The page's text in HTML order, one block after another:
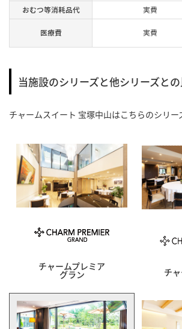
おむつ等消耗品代
実費
医療費 実費
当施設のシリーズと他シリーズと
チャームスイート 宝塚中山はこちらのシリー
チャームプレミア
グラン チ